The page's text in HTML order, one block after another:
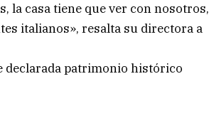
la casa tiene que ver con nosotros,
italianos», resalta su directora a
declarada patrimonio histórico